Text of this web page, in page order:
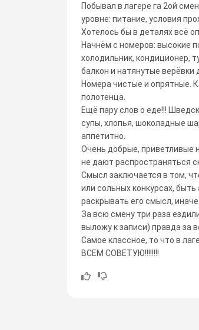
Побывал в лагере га 2ой
уровне: питание, условия
Хотелось бы в деталях всё
Начнём с номеров: высокие
холодильник, кондиционер,
балкон и натянутые
Номера чистые и опрятные.
полотенца.
Ещё пару слов о еде!!!
супы, хлопья, шоколадные
аппетитно.
Очень добрые, приветливые
не дают распространяться
Смысл заключается в том,
или сольных конкурсах,
раскрывать его смысл,
За всю смену три раза
выложу к записи) правда за
Самое классное, то что в
ВСЕМ СОВЕТУЮ!!!!!!!!